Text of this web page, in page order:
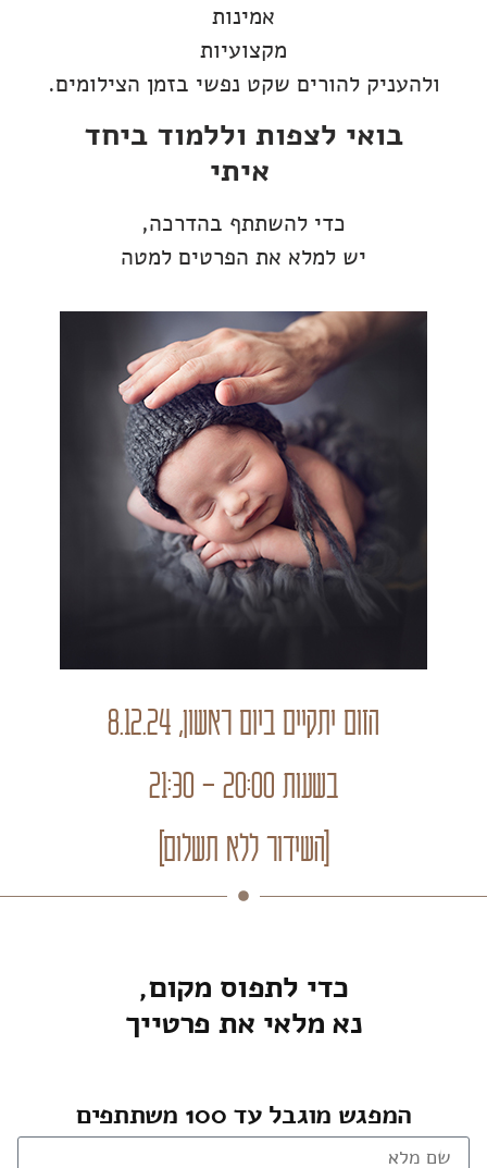
אמינות
מקצועיות
ולהעניק להורים שקט נפשי בזמן הצילומים.
בואי לצפות וללמוד ביחד
כדי להשתתף בהדרכה,
יש למלא את הפרטים למטה
הזום יתקיים ביום ראשון, 8.12.24
בשעות 20:00 – 21:30
[השידור ללא תשלום]
כדי לתפוס מקום,
נא מלאי את פרטייך
המפגש מוגבל עד 100 משתתפים